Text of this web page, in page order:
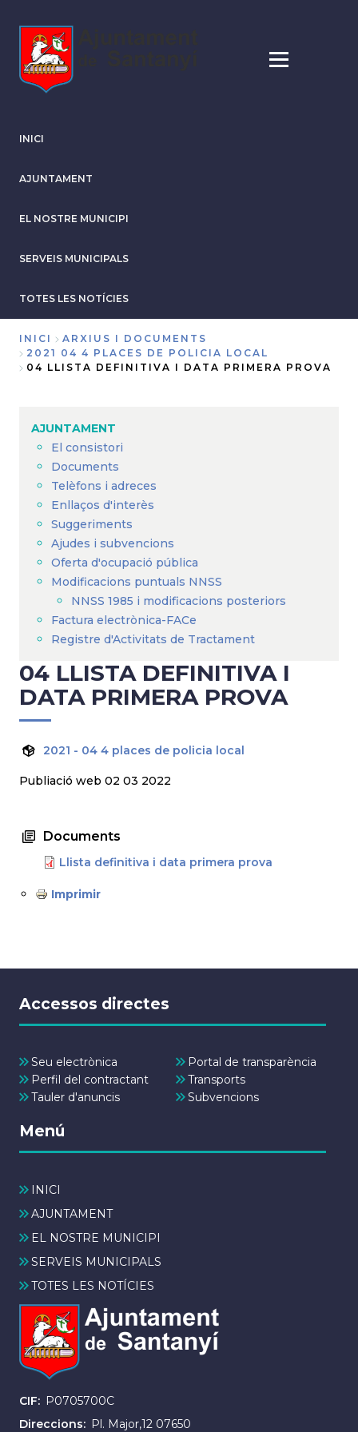
contingut
INICI
AJUNTAMENT
EL NOSTRE MUNICIPI
SERVEIS MUNICIPALS
TOTES LES NOTÍCIES
Fil
INICI
ARXIUS I DOCUMENTS
2021 04 4 PLACES DE POLICIA LOCAL
04 LLISTA DEFINITIVA I DATA PRIMERA PROVA
AJUNTAMENT
El consistori
Documents
Telèfons i adreces
Enllaços d'interès
Suggeriments
Ajudes i subvencions
Oferta d'ocupació pública
Modificacions puntuals NNSS
NNSS 1985 i modificacions posteriors
Factura electrònica-FACe
Registre d'Activitats de Tractament
04 LLISTA DEFINITIVA I
DATA PRIMERA PROVA
2021 - 04 4 places de policia local
Publiació web 02 03 2022
Documents
Llista definitiva i data primera prova
Imprimir
Accessos directes
Seu electrònica
Portal de transparència
Perfil del contractant
Transports
Tauler d'anuncis
Subvencions
Menú
INICI
AJUNTAMENT
EL NOSTRE MUNICIPI
SERVEIS MUNICIPALS
TOTES LES NOTÍCIES
CIF
P0705700C
Direccions
Pl. Major,12 07650